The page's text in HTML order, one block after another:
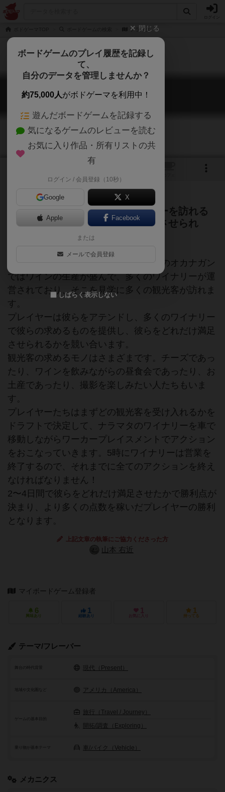
ナラマタ
ナラマタ
Naramata
風光明媚なオカナガンのワイナリーを訪れる
観光客を、あなたはどれだけ満足させられ
カナダはブリティッシュコロンビア州のオカナガン
ではワインの生産が盛んで、多くのワイナリーが運
営されており、そこを見学に多くの観光客が訪れま
す。
プレイヤーは彼らをアテンドし、多くのワイナリー
で彼らの求めるものを提供し、彼らをどれだけ満足
させられるかを競い合います。
観光客の求めるモノはさまざまです。チーズであっ
たり、ワインを飲みながらの昼食会であったり、お
土産であったり、撮影を楽しみたい人たちもいま
す。
プレイヤーたちはまずどの観光客を受け入れるかを
ドラフトで決定して、ナラマタのワイナリーを車で
移動しながらワーカープレイスメントでアクション
をおこなっていきます。5時にワイナリーは営業を
終了するので、それまでに全てのアクションを終え
なければなりません！
2〜4日間で彼らをどれだけ満足させたかで勝利点が
決まり、より多くの点数を稼いだプレイヤーの勝利
となります。
上記文章の執筆にご協力くださった方
山本 右近
マイボードゲーム登録者
6
興味あり
1
経験あり
1
お気に入り
1
持ってる
テーマ/フレーバー
舞台の時代背景 現代（Present）
地域や文化圏など アメリカ（America）
ゲームの基本目的
旅行（Travel / Journey）
開拓/調査（Exploring）
乗り物が基本テーマ 車/バイク（Vehicle）
メカニクス
閉じる
ボードゲームのプレイ履歴を記録し
て、
自分のデータを管理しませんか？
約75,000人がボドゲーマを利用中！
遊んだボードゲームを記録する
気になるゲームのレビューを読む
お気に入り作品・所有リストの共
有
ログイン / 会員登録（10秒）
Google X
Apple Facebook
または
メールで会員登録
しばらく表示しない